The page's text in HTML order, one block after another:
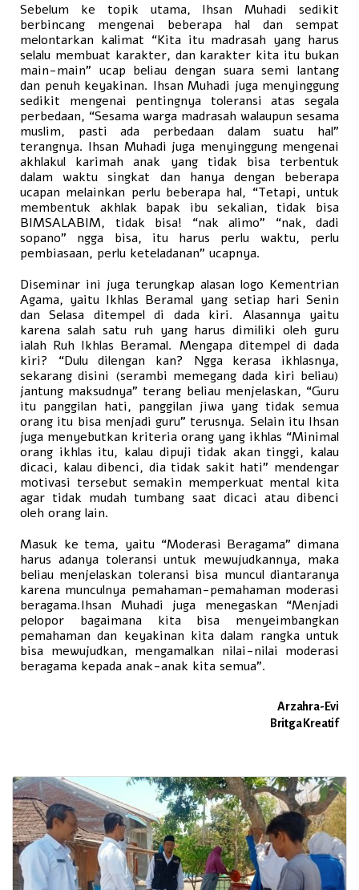
Sebelum ke topik utama, Ihsan Muhadi sedikit
berbincang mengenai beberapa hal dan sempat
melontarkan kalimat “Kita itu madrasah yang harus
selalu membuat karakter, dan karakter kita itu bukan
main-main” ucap beliau dengan suara semi lantang
dan penuh keyakinan. Ihsan Muhadi juga menyinggung
sedikit mengenai pentingnya toleransi atas segala
perbedaan, “Sesama warga madrasah walaupun sesama
muslim, pasti ada perbedaan dalam suatu hal”
terangnya. Ihsan Muhadi juga menyinggung mengenai
akhlakul karimah anak yang tidak bisa terbentuk
dalam waktu singkat dan hanya dengan beberapa
ucapan melainkan perlu beberapa hal, “Tetapi, untuk
membentuk akhlak bapak ibu sekalian, tidak bisa
BIMSALABIM, tidak bisa! “nak alimo” “nak, dadi
sopano” ngga bisa, itu harus perlu waktu, perlu
pembiasaan, perlu keteladanan” ucapnya.
Diseminar ini juga terungkap alasan logo Kementrian
Agama, yaitu Ikhlas Beramal yang setiap hari Senin
dan Selasa ditempel di dada kiri. Alasannya yaitu
karena salah satu ruh yang harus dimiliki oleh guru
ialah Ruh Ikhlas Beramal. Mengapa ditempel di dada
kiri? “Dulu dilengan kan? Ngga kerasa ikhlasnya,
sekarang disini (serambi memegang dada kiri beliau)
jantung maksudnya” terang beliau menjelaskan, “Guru
itu panggilan hati, panggilan jiwa yang tidak semua
orang itu bisa menjadi guru” terusnya. Selain itu Ihsan
juga menyebutkan kriteria orang yang ikhlas “Minimal
orang ikhlas itu, kalau dipuji tidak akan tinggi, kalau
dicaci, kalau dibenci, dia tidak sakit hati” mendengar
motivasi tersebut semakin memperkuat mental kita
agar tidak mudah tumbang saat dicaci atau dibenci
oleh orang lain.
Masuk ke tema, yaitu “Moderasi Beragama” dimana
harus adanya toleransi untuk mewujudkannya, maka
beliau menjelaskan toleransi bisa muncul diantaranya
karena munculnya pemahaman-pemahaman moderasi
beragama.Ihsan Muhadi juga menegaskan “Menjadi
pelopor bagaimana kita bisa menyeimbangkan
pemahaman dan keyakinan kita dalam rangka untuk
bisa mewujudkan, mengamalkan nilai-nilai moderasi
beragama kepada anak-anak kita semua”.
Arzahra-Evi
Britga Kreatif